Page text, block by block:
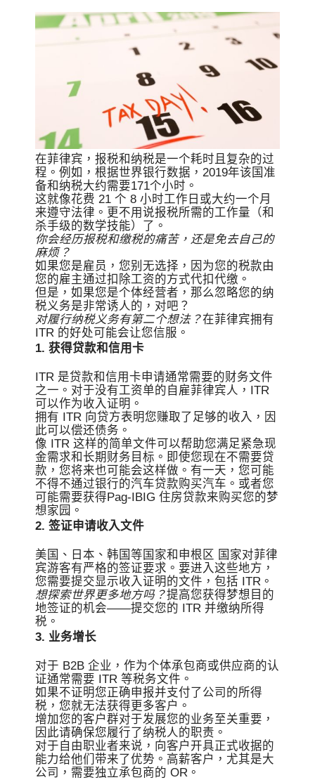
在菲律宾，报税和纳税是一个耗时且复杂的过
程。例如，根据世界银行数据，2019年该国准
备和纳税大约需要171个小时。
这就像花费 21 个 8 小时工作日或大约一个月
来遵守法律。更不用说报税所需的工作量（和
杀手级的数学技能）了。
你会经历报税和缴税的痛苦，还是免去自己的
麻烦？
如果您是雇员，您别无选择，因为您的税款由
您的雇主通过扣除工资的方式代扣代缴。
但是，如果您是个体经营者，那么忽略您的纳
税义务是非常诱人的，对吧？
对履行纳税义务有第二个想法？在菲律宾拥有
ITR 的好处可能会让您信服。
1. 获得贷款和信用卡
ITR 是贷款和信用卡申请通常需要的财务文件
之一。对于没有工资单的自雇菲律宾人，ITR
可以作为收入证明。
拥有 ITR 向贷方表明您赚取了足够的收入，因
此可以偿还债务。
像 ITR 这样的简单文件可以帮助您满足紧急现
金需求和长期财务目标。即使您现在不需要贷
款，您将来也可能会这样做。有一天，您可能
不得不通过银行的汽车贷款购买汽车。或者您
可能需要获得Pag-IBIG 住房贷款来购买您的梦
想家园。
2. 签证申请收入文件
美国、日本、韩国等国家和申根区 国家对菲律
宾游客有严格的签证要求。要进入这些地方，
您需要提交显示收入证明的文件，包括 ITR。
想探索世界更多地方吗？提高您获得梦想目的
地签证的机会——提交您的 ITR 并缴纳所得
税。
3. 业务增长
对于 B2B 企业，作为个体承包商或供应商的认
证通常需要 ITR 等税务文件。
如果不证明您正确申报并支付了公司的所得
税，您就无法获得更多客户。
增加您的客户群对于发展您的业务至关重要，
因此请确保您履行了纳税人的职责。
对于自由职业者来说，向客户开具正式收据的
能力给他们带来了优势。高薪客户，尤其是大
公司，需要独立承包商的 OR。